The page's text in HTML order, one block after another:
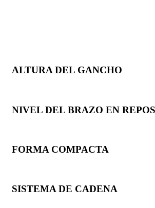
ALTURA DEL GANCHO
NIVEL DEL BRAZO EN
FORMA COMPACTA
SISTEMA DE CADENA